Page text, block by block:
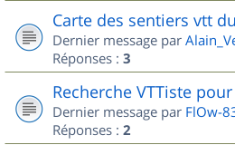
Carte des sentiers vtt
Dernier message par
Réponses : 3
Recherche VTTiste
Dernier message par FlOw-
Réponses : 2